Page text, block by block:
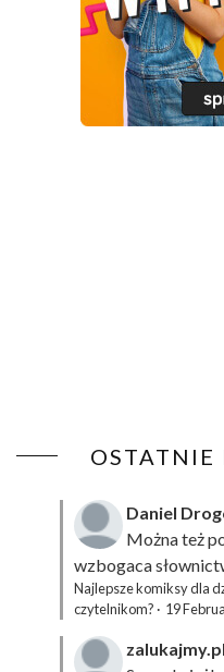
OSTATNIE
Daniel
Można też
wzbogaca
Najlepsze komiksy dla
czytelnikom? · 19
zalukajmy.pl